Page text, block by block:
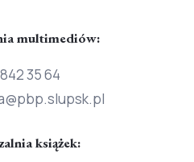
multimediów:
35 64
książek: